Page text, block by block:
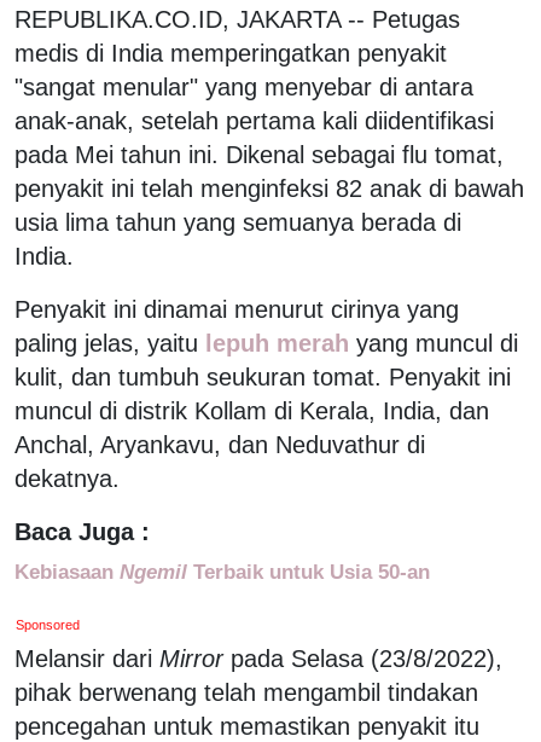
REPUBLIKA.CO.ID, JAKARTA -- Petugas
medis di India memperingatkan penyakit
"sangat menular" yang menyebar di antara
anak-anak, setelah pertama kali diidentifikasi
pada Mei tahun ini. Dikenal sebagai flu tomat,
penyakit ini telah menginfeksi 82 anak di bawah
usia lima tahun yang semuanya berada di
India.
Penyakit ini dinamai menurut cirinya yang
paling jelas, yaitu lepuh merah yang muncul di
kulit, dan tumbuh seukuran tomat. Penyakit ini
muncul di distrik Kollam di Kerala, India, dan
Anchal, Aryankavu, dan Neduvathur di
dekatnya.
Baca Juga :
Kebiasaan Ngemil Terbaik untuk Usia 50-an
Sponsored
Melansir dari Mirrorpada Selasa (23/8/2022),
pihak berwenang telah mengambil tindakan
pencegahan untuk memastikan penyakit itu